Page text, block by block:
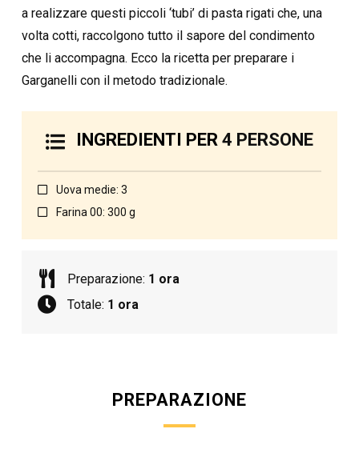
a realizzare questi piccoli ‘tubi’ di pasta rigati che, una
volta cotti, raccolgono tutto il sapore del condimento
che li accompagna. Ecco la ricetta per preparare i
Garganelli con il metodo tradizionale.
INGREDIENTI PER4 PERSONE
Uova medie: 3
Farina 00: 300 g
Preparazione: 1 ora
Totale: 1 ora
PREPARAZIONE